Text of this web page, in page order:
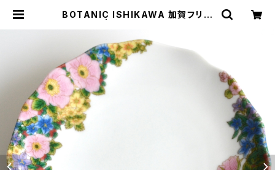
BOTANIC ISHIKAWA 加賀フリル